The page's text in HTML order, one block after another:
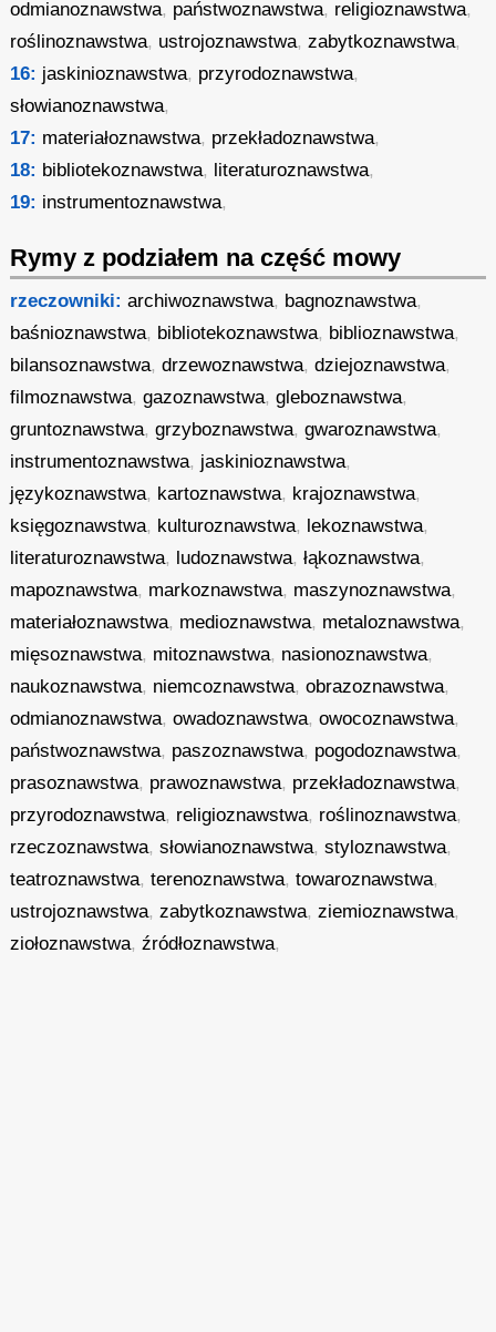
odmianoznawstwa, państwoznawstwa, religioznawstwa,
roślinoznawstwa, ustrojoznawstwa,zabytkoznawstwa,
16: jaskinioznawstwa, przyrodoznawstwa,
słowianoznawstwa,
17: materiałoznawstwa, przekładoznawstwa,
18: bibliotekoznawstwa, literaturoznawstwa,
19: instrumentoznawstwa,
Rymy z podziałem na część mowy
rzeczowniki: archiwoznawstwa, bagnoznawstwa,
baśnioznawstwa, bibliotekoznawstwa, biblioznawstwa,
bilansoznawstwa,drzewoznawstwa,dziejoznawstwa,
filmoznawstwa,gazoznawstwa,gleboznawstwa,
gruntoznawstwa,grzyboznawstwa,gwaroznawstwa,
instrumentoznawstwa, jaskinioznawstwa,
językoznawstwa, kartoznawstwa, krajoznawstwa,
księgoznawstwa, kulturoznawstwa, lekoznawstwa,
literaturoznawstwa, ludoznawstwa,łąkoznawstwa,
mapoznawstwa, markoznawstwa, maszynoznawstwa,
materiałoznawstwa, medioznawstwa, metaloznawstwa,
mięsoznawstwa, mitoznawstwa, nasionoznawstwa,
naukoznawstwa, niemcoznawstwa,obrazoznawstwa,
odmianoznawstwa,owadoznawstwa,owocoznawstwa,
państwoznawstwa, paszoznawstwa, pogodoznawstwa,
prasoznawstwa, prawoznawstwa, przekładoznawstwa,
przyrodoznawstwa, religioznawstwa, roślinoznawstwa,
rzeczoznawstwa,słowianoznawstwa,styloznawstwa,
teatroznawstwa,terenoznawstwa,towaroznawstwa,
ustrojoznawstwa,zabytkoznawstwa,ziemioznawstwa,
ziołoznawstwa,źródłoznawstwa,